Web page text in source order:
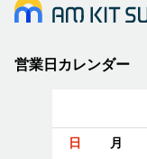
営業日カレンダー
日 月